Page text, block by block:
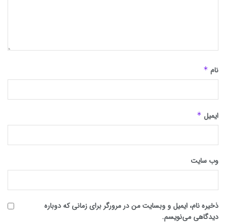
نام *
ایمیل *
وب‌ سایت
ذخیره نام، ایمیل و وبسایت من در مرورگر برای زمانی که دوباره
دیدگاهی می‌نویسم.